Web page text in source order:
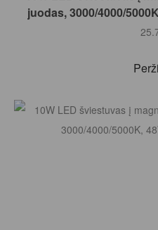
juodas, 3000/4000/